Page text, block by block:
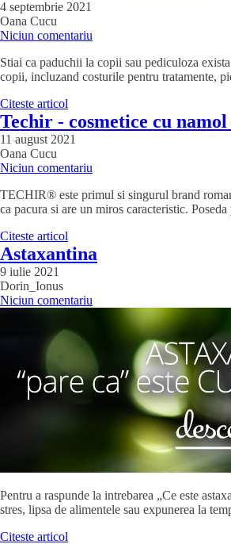
4 septembrie 2021
Oana Cucu
Niciun comentariu
Stiai ca paduchii la copii sau pediculoza
copii, incluzand costurile pentru tratamente,
Citeste articol
Techir - cosmetice cu
11 august 2021
Oana Cucu
Niciun comentariu
TECHIR® este primul si singurul brand
ca pacura si are un miros caracteristic.
Citeste articol
Astaxantina
9 iulie 2021
Dorin_Ionus
Niciun comentariu
Pentru a raspunde la intrebarea „Ce este
stres, lipsa de alimentele sau expunerea la
Citeste articol